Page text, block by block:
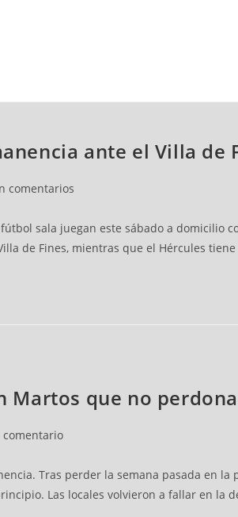
ante el Villa de
comentarios
sala juegan este sábado a
de Fines, mientras que el Hércules
Martos que no
comentario
Tras perder la semana pasada en
Las locales volvieron a fallar en la